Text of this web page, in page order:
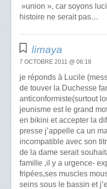
»union », car soyons
histoire ne serait pas…
limaya
7 OCTOBRE 2011 @ 06:18
je réponds à Lucile
de touver la Duchesse
anticonformiste(surtout
jeunisme est le grand
en bikini et accepter la
presse j’appelle ca un
incompatible avec son
de la dame serait
famille ,il y a urgence-
fripées,ses muscles
seins sous le bassin et